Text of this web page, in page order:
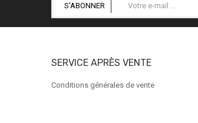
S'ABONNER
SERVICE APRÈS VENTE
Conditions générales de vente